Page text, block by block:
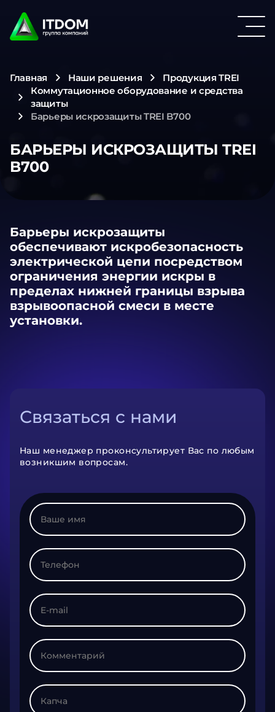
Главная Наши решения
Продукция TREI
Коммутационное оборудование и средства
защиты
Барьеры искрозащиты TREI B700
БАРЬЕРЫ ИСКРОЗАЩИТЫ TREI
B700
Барьеры искрозащиты
обеспечивают искробезопасность
электрической цепи посредством
ограничения энергии искры в
пределах нижней границы взрыва
взрывоопасной смеси в месте
установки.
Связаться с нами
Наш менеджер проконсультирует Вас по любым
возникшим вопросам.